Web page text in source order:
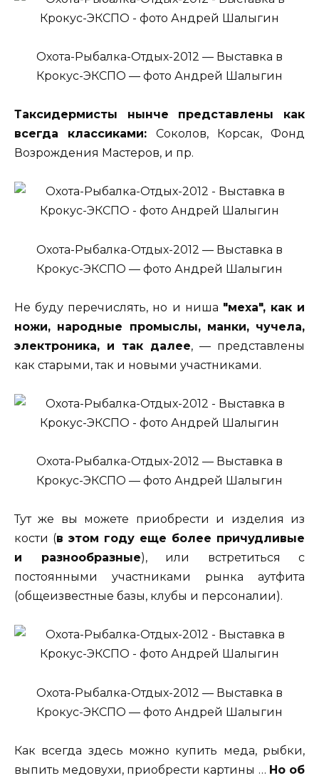
Охота-Рыбалка-Отдых-2012 — Выставка в
Крокус-ЭКСПО — фото Андрей Шалыгин
Таксидермисты нынче представлены как
всегда классиками: Соколов, Корсак, Фонд
Возрождения Мастеров, и пр.
Охота-Рыбалка-Отдых-2012 — Выставка в
Крокус-ЭКСПО — фото Андрей Шалыгин
Не буду перечислять, но и ниша "меха", как и
ножи, народные промыслы, манки, чучела,
электроника, и так далее, — представлены
как старыми, так и новыми участниками.
Охота-Рыбалка-Отдых-2012 — Выставка в
Крокус-ЭКСПО — фото Андрей Шалыгин
Тут же вы можете приобрести и изделия из
кости (в этом году еще более причудливые
и разнообразные), или встретиться с
постоянными участниками рынка аутфита
(общеизвестные базы, клубы и персоналии).
Охота-Рыбалка-Отдых-2012 — Выставка в
Крокус-ЭКСПО — фото Андрей Шалыгин
Как всегда здесь можно купить меда, рыбки,
выпить медовухи, приобрести картины … Но об